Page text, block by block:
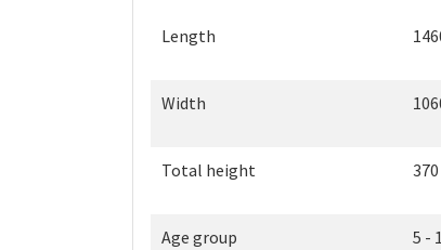
Length
Width
Total height
Age group 5 -